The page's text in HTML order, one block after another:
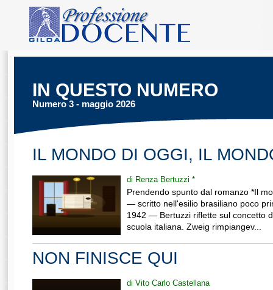
IN QUESTO NUMERO
Numero 3 - maggio 2026
IL MONDO DI OGGI, IL
di Renza Bertuzzi *
Prendendo spunto dal romanzo *Il
— scritto nell'esilio brasiliano poco
1942 — Bertuzzi riflette sul concetto
scuola italiana. Zweig rimpiangev...
NON FINISCE QUI
di Vito Carlo Castellana